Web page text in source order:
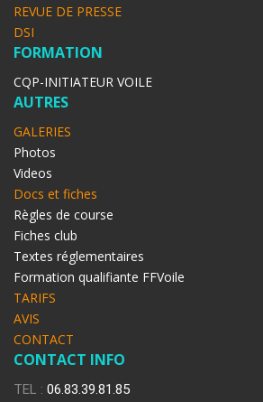
REVUE DE PRESSE
DSI
FORMATION
CQP-INITIATEUR VOILE
AUTRES
GALERIES
Photos
Videos
Docs et fiches
Règles de course
Fiches club
Textes réglementaires
Formation qualifiante FFVoile
TARIFS
AVIS
CONTACT
CONTACT INFO
TEL : 06.83.39.81.85